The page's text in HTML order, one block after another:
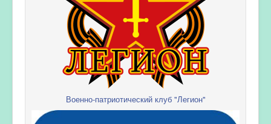
Военно-патриотический клуб "Легион"